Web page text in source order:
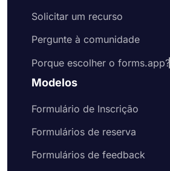
Solicitar um recurso
Pergunte à comunidade
Porque escolher o forms.app?
Modelos
Formulário de Inscrição
Formulários de reserva
Formulários de feedback